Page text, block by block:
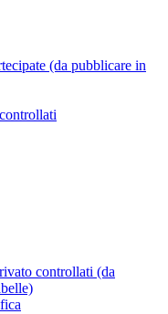
(da pubblicare in
controllati (da